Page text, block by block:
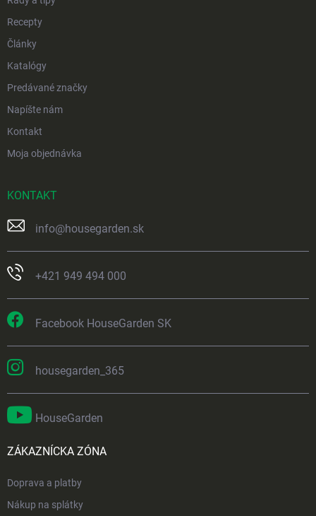
Recepty
Články
Katalógy
Predávané značky
Napíšte nám
Kontakt
Moja objednávka
KONTAKT
info@housegarden.sk
+421 949 494 000
Facebook HouseGarden SK
housegarden_365
HouseGarden
ZÁKAZNÍCKA ZÓNA
Doprava a platby
Nákup na splátky